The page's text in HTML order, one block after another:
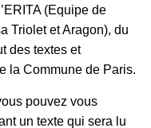
(Equipe de
Triolet et Aragon), du
des textes et
la Commune de Paris.
pouvez vous
un texte qui sera lu